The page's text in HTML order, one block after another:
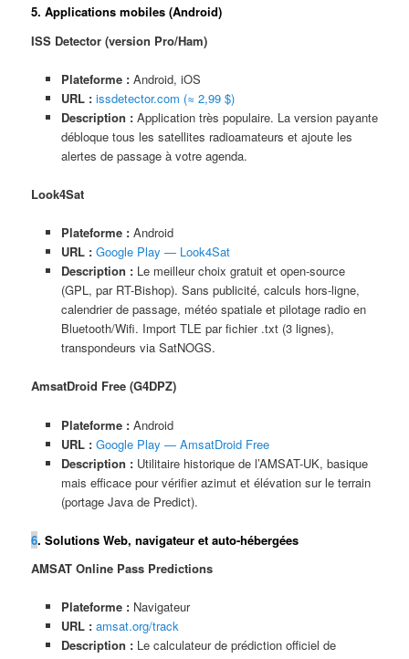
5. Applications mobiles (Android)
ISS Detector (version Pro/Ham)
Plateforme : Android, iOS
URL : issdetector.com (≈ 2,99 $)
Description : Application très populaire. La version payante
débloque tous les satellites radioamateurs et ajoute les
alertes de passage à votre agenda.
Look4Sat
Plateforme : Android
URL : Google Play — Look4Sat
Description : Le meilleur choix gratuit et open-source
(GPL, par RT-Bishop). Sans publicité, calculs hors-ligne,
calendrier de passage, météo spatiale et pilotage radio en
Bluetooth/Wifi. Import TLE par fichier .txt (3 lignes),
transpondeurs via SatNOGS.
AmsatDroid Free (G4DPZ)
Plateforme : Android
URL : Google Play — AmsatDroid Free
Description : Utilitaire historique de l’AMSAT-UK, basique
mais efficace pour vérifier azimut et élévation sur le terrain
(portage Java de Predict).
6. Solutions Web, navigateur et auto-hébergées
AMSAT Online Pass Predictions
Plateforme : Navigateur
URL : amsat.org/track
Description : Le calculateur de prédiction officiel de